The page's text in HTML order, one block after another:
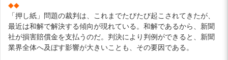
◆◆
「押し紙」問題の裁判は、これまでたびたび起こされてきたが、
最近は和解で解決する傾向が現れている。和解であるから、新聞
社が損害賠償金を支払うのだ。判決により判例ができると、新聞
業界全体へ及ぼす影響が大きいことも、その要因である。